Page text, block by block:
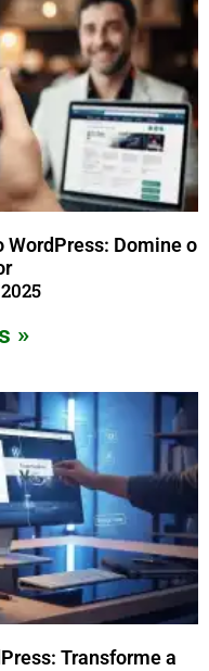
WordPress: Domine o
»
Transforme a